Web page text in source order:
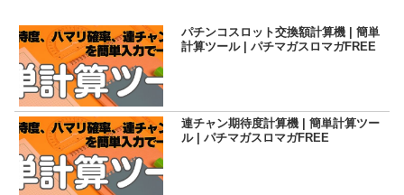
パチンコスロット交換額計算機 | 簡単
計算ツール | パチマガスロマガFREE
連チャン期待度計算機 | 簡単計算ツー
ル | パチマガスロマガFREE